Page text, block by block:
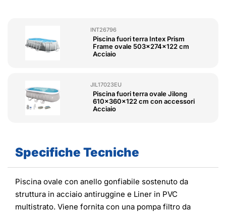
INT26796
Piscina fuori terra Intex Prism
Frame ovale 503x274x122 cm
Acciaio
JIL17023EU
Piscina fuori terra ovale Jilong
610x360x122 cm con accessori
Acciaio
Specifiche Tecniche
Piscina ovale con anello gonfiabile sostenuto da
struttura in acciaio antiruggine e Liner in PVC
multistrato. Viene fornita con una pompa filtro da